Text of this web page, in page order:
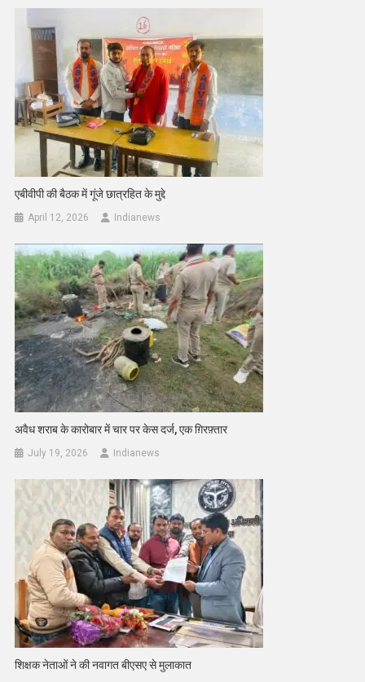
एबीवीपी की बैठक में गूंजे छात्रहित के मुद्दे
April 12, 2026 Indianews
अवैध शराब के कारोबार में चार पर केस दर्ज, एक ग़िरफ़्तार
July 19, 2026 Indianews
शिक्षक नेताओं ने की नवागत बीएसए से मुलाकात